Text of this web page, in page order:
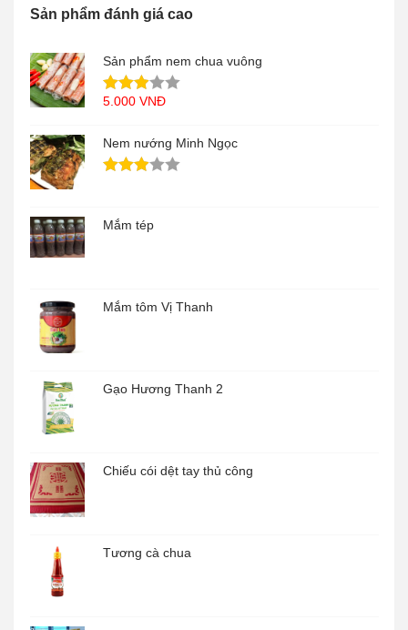
Sản phẩm đánh giá cao
Sản phẩm nem chua vuông
5.000 VNĐ
Nem nướng Minh Ngọc
Mắm tép
Mắm tôm Vị Thanh
Gạo Hương Thanh 2
Chiếu cói dệt tay thủ công
Tương cà chua